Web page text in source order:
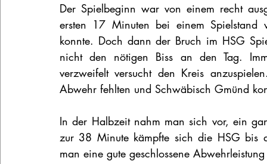
Der Spielbeginn war von einem recht
ersten 17 Minuten bei einem Spielstand
konnte. Doch dann der Bruch im HSG
nicht den nötigen Biss an den Tag.
verzweifelt versucht den Kreis
Abwehr fehlten und Schwäbisch Gmünd
In der Halbzeit nahm man sich vor, ein
zur 38 Minute kämpfte sich die HSG bis
man eine gute geschlossene